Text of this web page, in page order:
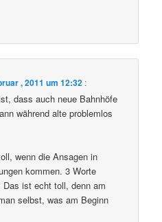
, 2011 um 12:32 :
dass auch neue Bahnhöfe
während alte problemlos
wenn die Ansagen in
kommen. 3 Worte
ist echt toll, denn am
selbst, was am Beginn